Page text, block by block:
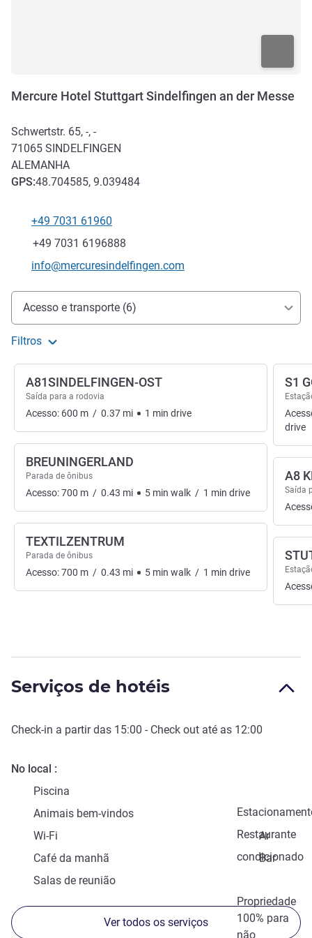
Mercure Hotel Stuttgart Sindelfingen an der Messe
Schwertstr. 65, -, -
71065 SINDELFINGEN
ALEMANHA
GPS:48.704585, 9.039484
Telefone
+49 7031 61960
Fax
+49 7031 6196888
E-mail de contato
info@mercuresindelfingen.com
Acesso e transporte
Acesso e transporte (6)
Filtros
A81SINDELFINGEN-OST
Saída para a rodovia
Acesso: 600 m / 0.37 mi 1 min drive
BREUNINGERLAND
Parada de ônibus
Acesso:700 m / 0.43 mi 5 min walk / 1 min drive
TEXTILZENTRUM
Parada de ônibus
Acesso:700 m / 0.43 mi 5 min walk / 1 min drive
S1
drive
A8
Saída
Serviços de hotéis
Check-in a partir das 15:00 - Check out até as 12:00
No local
Piscina
Animais bem-vindos
Restaurante
Wi-Fi
Ar
condicionado
Café da manhã
Bar
Salas de reunião
Propriedade
100% para
não
Ver todos os serviços